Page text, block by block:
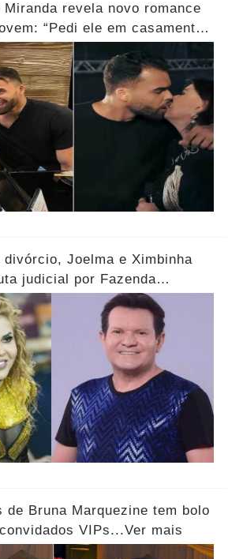
Miranda revela novo romance
“Pedi ele em casamento
divórcio, Joelma e Ximbinha
judicial por Fazenda
de Bruna Marquezine tem bolo
VIPs...Ver mais